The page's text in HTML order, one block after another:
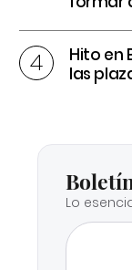
Hito en
las
Lo